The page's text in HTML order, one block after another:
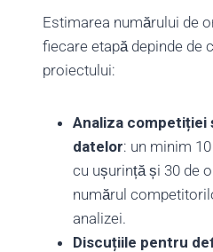
Estimarea numărului de
fiecare etapă depinde de
proiectului:
Analiza competiției
datelor: un minim
cu ușurință și 30 de
numărul
analizei.
Discuțiile pentru